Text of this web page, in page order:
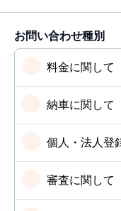
お問い合わせ種別
料金に関して
納車に関して
個人・法人登
審査に関して